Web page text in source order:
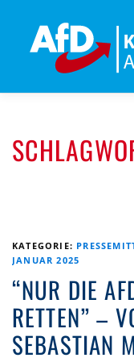
springen
TERMINE
KATEGORIE:
JANUAR 2025
“NUR DIE
RETTEN” –
SEBASTIAN